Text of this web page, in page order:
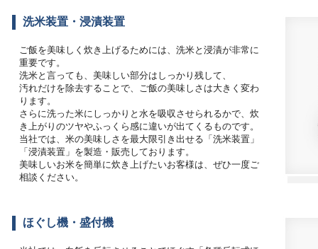
洗米装置・浸漬装置
ご飯を美味しく炊き上げるためには、洗米と浸漬が非常に
重要です。
洗米と言っても、美味しい部分はしっかり残して、
汚れだけを除去することで、ご飯の美味しさは大きく変わ
ります。
さらに洗った米にしっかりと水を吸収させられるかで、炊
き上がりのツヤやふっくら感に違いが出てくるものです。
当社では、米の美味しさを最大限引き出せる「洗米装置」
「浸漬装置」を製造・販売しております。
美味しいお米を簡単に炊き上げたいお客様は、ぜひ一度ご
相談ください。
ほぐし機・盛付機